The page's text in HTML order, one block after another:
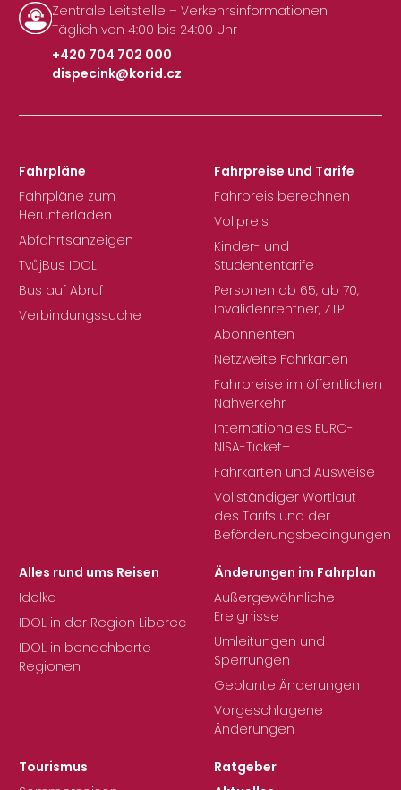
Zentrale Leitstelle – Verkehrsinformationen
Täglich von 4:00 bis 24:00 Uhr
+420 704 702 000
|
dispecink@korid.cz
Fahrpläne
Fahrpläne zum
Herunterladen
Abfahrtsanzeigen
TvůjBus IDOL
Bus auf Abruf
Verbindungssuche
Fahrpreise und Tarife
Fahrpreis berechnen
Vollpreis
Kinder- und
Studententarife
Personen ab 65, ab 70,
Invalidenrentner, ZTP
Abonnenten
Netzweite Fahrkarten
Fahrpreise im öffentlichen
Nahverkehr
Internationales EURO-
NISA-Ticket+
Fahrkarten und Ausweise
Vollständiger Wortlaut
des Tarifs und der
Beförderungsbedingungen
Alles rund ums Reisen
Idolka
IDOL in der Region Liberec
IDOL in benachbarte
Regionen
Änderungen im Fahrplan
Außergewöhnliche
Ereignisse
Umleitungen und
Sperrungen
Geplante Änderungen
Vorgeschlagene
Änderungen
Tourismus
Ratgeber